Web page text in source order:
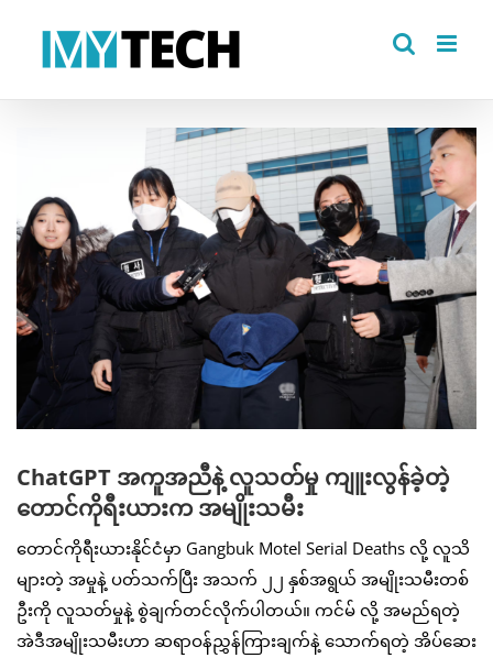
Image
ChatGPT အကူအညီနဲ့ လူသတ်မှု ကျူးလွန်ခဲ့တဲ့
တောင်ကိုရီးယားက အမျိုးသမီး
တောင်ကိုရီးယားနိုင်ငံမှာ Gangbuk Motel Serial Deaths လို့ လူသိ
များတဲ့ အမှုနဲ့ ပတ်သက်ပြီး အသက် ၂၂ နှစ်အရွယ် အမျိုးသမီးတစ်
ဦးကို လူသတ်မှုနဲ့ စွဲချက်တင်လိုက်ပါတယ်။ ကင်မ် လို့ အမည်ရတဲ့
အဲဒီအမျိုးသမီးဟာ ဆရာဝန်ညွှန်ကြားချက်နဲ့ သောက်ရတဲ့ အိပ်ဆေး